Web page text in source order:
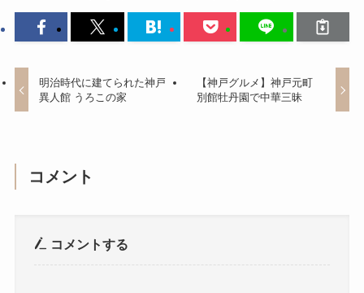
明治時代に建てられた神戸
異人館 うろこの家
【神戸グルメ】神戸元町
別館牡丹園で中華三昧
コメント
コメントする